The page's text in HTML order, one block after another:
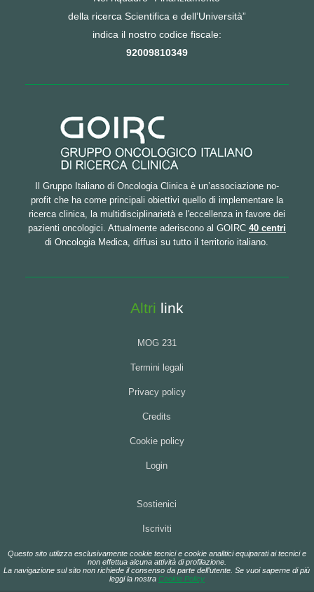
della ricerca Scientifica e dell’Università”
indica il nostro codice fiscale:
92009810349
Il Gruppo Italiano di Oncologia Clinica è un’associazione no-
profit che ha come principali obiettivi quello di implementare la
ricerca clinica, la multidisciplinarietà e l'eccellenza in favore dei
pazienti oncologici. Attualmente aderiscono al GOIRC 40 centri
di Oncologia Medica, diffusi su tutto il territorio italiano.
Altri link
MOG 231
Termini legali
Privacy policy
Credits
Cookie policy
Login
Sostienici
Iscriviti
Questo sito utilizza esclusivamente cookie tecnici e cookie analitici equiparati ai tecnici e
non effettua alcuna attività di profilazione.
La navigazione sul sito non richiede il consenso da parte dell’utente. Se vuoi saperne di più
leggi la nostra Cookie Policy